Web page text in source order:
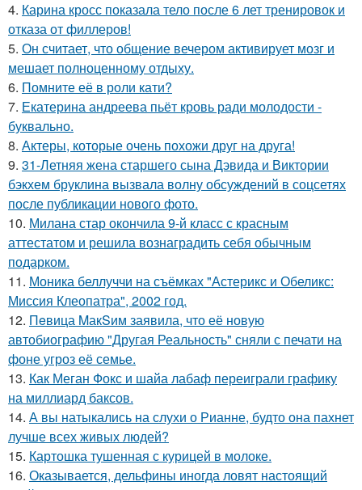
4. Карина кросс показала тело после 6 лет тренировок и
отказа от филлеров!
5. Он считает, что общение вечером активирует мозг и
мешает полноценному отдыху.
6. Помните её в роли кати?
7. Екатерина андреева пьёт кровь ради молодости -
буквально.
8. Актеры, которые очень похожи друг на друга!
9. 31-Летняя жена старшего сына Дэвида и Виктории
бэкхем бруклина вызвала волну обсуждений в соцсетях
после публикации нового фото.
10. Милана стар окончила 9-й класс с красным
аттестатом и решила вознаградить себя обычным
подарком.
11. Моника беллуччи на съёмках "Астерикс и Обеликс:
Миссия Клеопатра", 2002 год.
12. Пeвица MакSим заявила, что её новую
автобиографию "Другая Реальность" сняли с печати на
фоне угроз её семье.
13. Как Меган Фокс и шайа лабаф переиграли графику
на миллиард баксов.
14. А вы натыкались на слухи о Рианне, будто она пахнет
лучше всех живых людей?
15. Картошка тушенная с курицей в молоке.
16. Оказывается, дельфины иногда ловят настоящий